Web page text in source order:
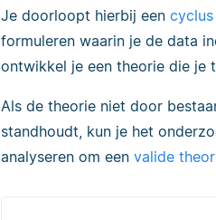
Je doorloopt hierbij een cyclus
formuleren waarin je de data
ontwikkel je een theorie die je
Als de theorie niet door
standhoudt, kun je het
analyseren om een valide